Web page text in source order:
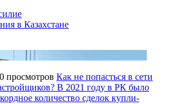
в Казахстане
просмотров Как не попасться в сети
В 2021 году в РК было
количество сделок купли-